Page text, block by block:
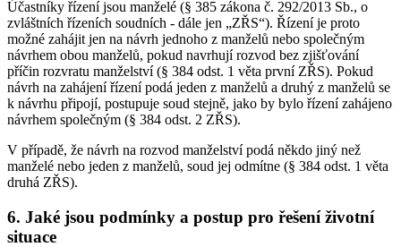
Účastníky řízení jsou manželé (§ 385 zákona č. 292/2013 Sb., o
zvláštních řízeních soudních - dále jen „ZŘS“). Řízení je proto
možné zahájit jen na návrh jednoho z manželů nebo společným
návrhem obou manželů, pokud navrhují rozvod bez zjišťování
příčin rozvratu manželství (§ 384 odst. 1 věta první ZŘS). Pokud
návrh na zahájení řízení podá jeden z manželů a druhý z manželů se
k návrhu připojí, postupuje soud stejně, jako by bylo řízení zahájeno
návrhem společným (§ 384 odst. 2 ZŘS).
V případě, že návrh na rozvod manželství podá někdo jiný než
manželé nebo jeden z manželů, soud jej odmítne (§ 384 odst. 1 věta
druhá ZŘS).
6. Jaké jsou podmínky a postup pro řešení životní
situace